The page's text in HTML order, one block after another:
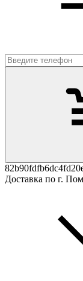
Доставка по г.